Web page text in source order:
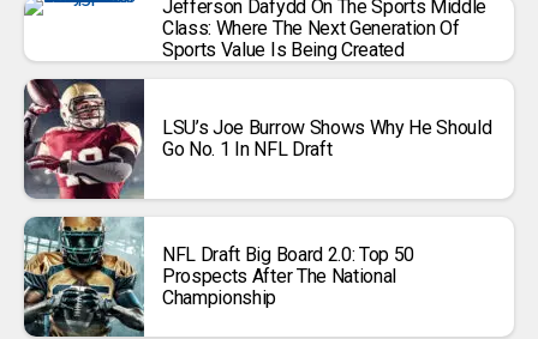
Jefferson Dafydd On The Sports Middle
Class: Where The Next Generation Of
Sports Value Is Being Created
LSU’s Joe Burrow Shows Why He Should
Go No. 1 In NFL Draft
NFL Draft Big Board 2.0: Top 50
Prospects After The National
Championship